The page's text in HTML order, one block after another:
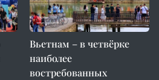
Вьетнам – в четвёрке
наиболее
востребованных